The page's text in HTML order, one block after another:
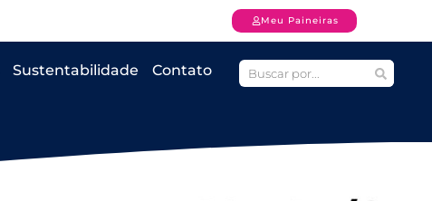
Meu Paineiras
Sustentabilidade Contato